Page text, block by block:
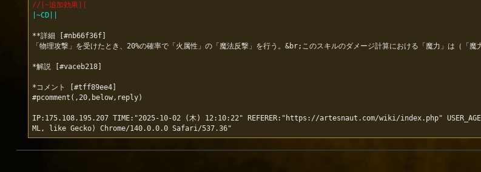
//|~追加効果||
|~CD||
**詳細 [#nb66f36f]
「物理攻撃」を受けたとき、20%の確率で「火属性」の「魔法反撃」を行う。&br;このスキルのダメージ計算における「魔力」は（「魔
*解説 [#vaceb218]
*コメント [#tff89ee4]
#pcomment(,20,below,reply)
IP:175.108.195.207 TIME:"2025-10-02 (木) 12:10:22" REFERER:"https://artesnaut.com/wiki/index.php"